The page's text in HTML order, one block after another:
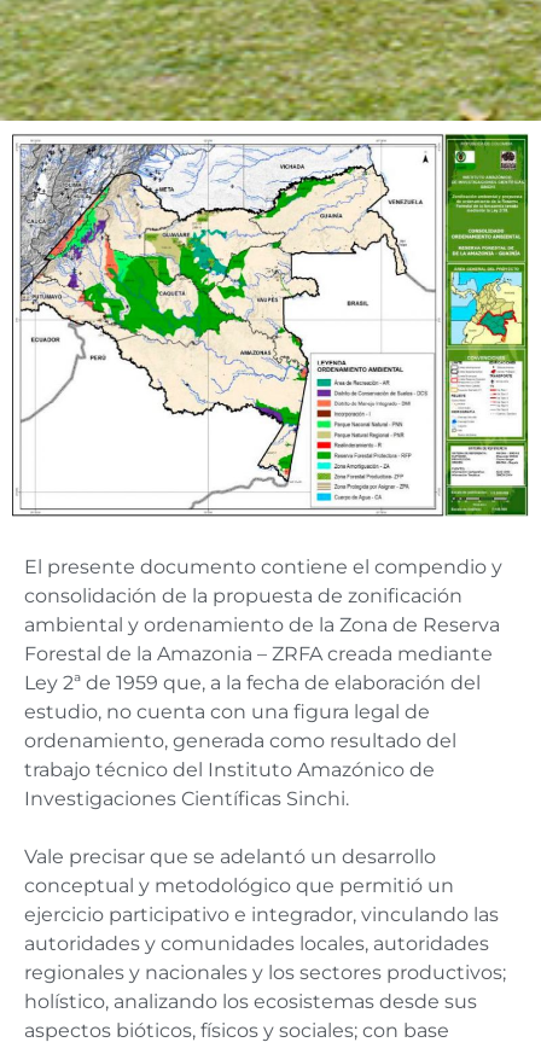
El presente documento contiene el compendio y
consolidación de la propuesta de zonificación
ambiental y ordenamiento de la Zona de Reserva
Forestal de la Amazonia – ZRFA creada mediante
Ley 2ª de 1959 que, a la fecha de elaboración del
estudio, no cuenta con una figura legal de
ordenamiento, generada como resultado del
trabajo técnico del Instituto Amazónico de
Investigaciones Científicas Sinchi.
Vale precisar que se adelantó un desarrollo
conceptual y metodológico que permitió un
ejercicio participativo e integrador, vinculando las
autoridades y comunidades locales, autoridades
regionales y nacionales y los sectores productivos;
holístico, analizando los ecosistemas desde sus
aspectos bióticos, físicos y sociales; con base